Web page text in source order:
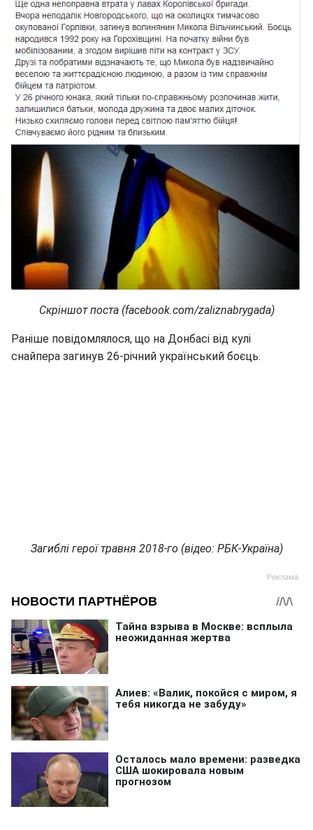
Скріншот поста (facebook.com/zaliznabrygada)
Раніше повідомлялося, що на Донбасі від кулі
снайпера загинув 26-річний український боєць.
Загиблі герої травня 2018-го (відео: РБК-Україна)